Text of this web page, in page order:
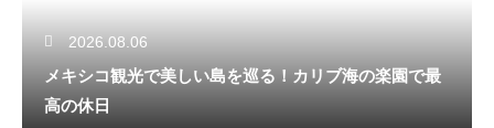
2026.08.06
メキシコ観光で美しい島を巡る！カリブ海の楽園で最
高の休日